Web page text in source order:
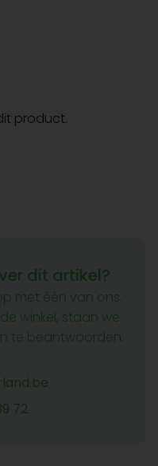
product.
dit artikel?
met één van ons.
winkel, staan we
te beantwoorden.
72